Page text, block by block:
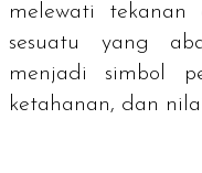
melewati
sesuatu yang
menjadi simbol
ketahanan, dan